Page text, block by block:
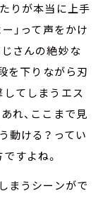
りが本当に上手
」って声をかけ
さんの絶妙な
を下りながら刃
てしまうエス
れ、ここまで見
動ける？ってい
すよね。
まうシーンがで